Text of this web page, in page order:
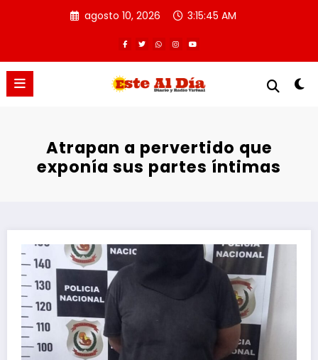
agosto 10, 2026 3:15:45 AM
Atrapan a pervertido que
exponía sus partes íntimas